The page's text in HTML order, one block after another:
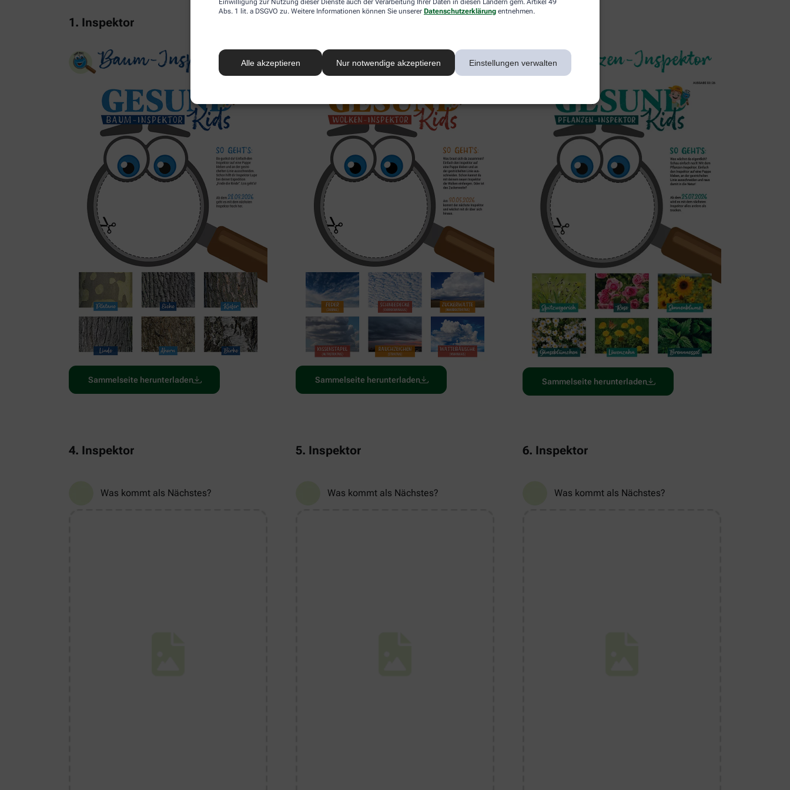
Einwilligung zur Nutzung dieser Dienste auch der Verarbeitung Ihrer Daten in diesen Ländern gem. Artikel 49
Abs. 1 lit. a DSGVO zu. Weitere Informationen können Sie unserer Datenschutzerklärung entnehmen.
Alle akzeptieren Nur notwendige akzeptieren Einstellungen verwalten
1. Inspektor
Sammelseite herunterladen Sammelseite herunterladen Sammelseite herunterladen
4. Inspektor
Was kommt als Nächstes?
5. Inspektor
Was kommt als Nächstes?
6. Inspektor
Was kommt als Nächstes?